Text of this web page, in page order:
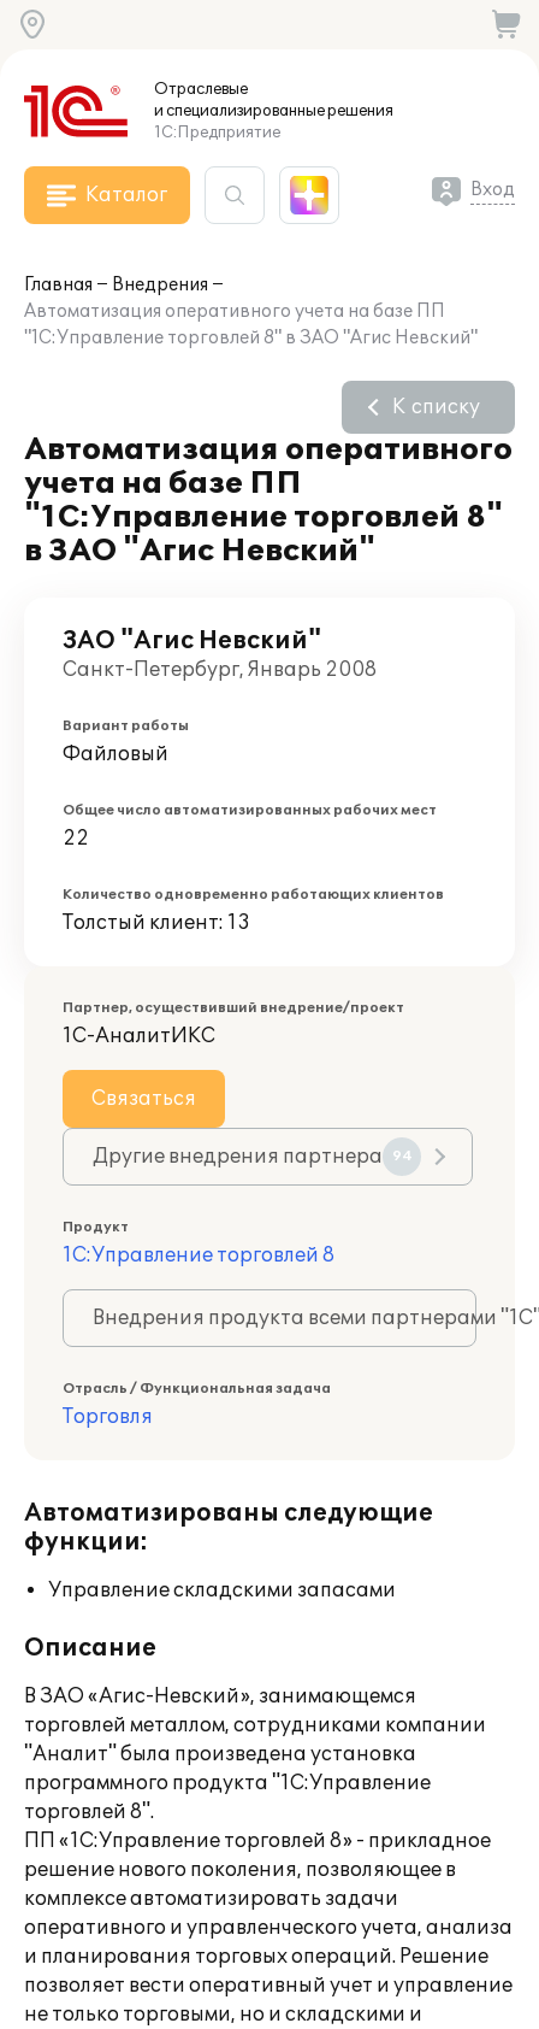
Отраслевые
и специализированныерешения
1С:Предприятие
Каталог Вход
Главная
Внедрения
Автоматизация оперативного учета на базе ПП
"1С:Управление торговлей 8" в ЗАО "Агис Невский"
Автоматизация оперативного
учета на базе ПП
"1С:Управление торговлей 8"
в ЗАО "Агис Невский"
К списку
ЗАО "Агис Невский"
Санкт-Петербург, Январь 2008
Вариант работы
Файловый
Общее число автоматизированных рабочих мест
22
Количество одновременно работающих клиентов
Толстый клиент: 13
Партнер, осуществивший внедрение/проект
1С-АналитИКС
Связаться
Другие внедрения партнера 94
Продукт
1С:Управление торговлей 8
Внедрения продукта всеми партнерами
Отрасль / Функциональная задача
Торговля
Автоматизированы следующие
функции:
Управление складскими запасами
Описание
В ЗАО «Агис-Невский», занимающемся
торговлей металлом, сотрудниками компании
"Аналит" была произведена установка
программного продукта "1С:Управление
торговлей 8".
ПП «1С:Управление торговлей 8» - прикладное
решение нового поколения, позволяющее в
комплексе автоматизировать задачи
оперативного и управленческого учета, анализа
и планирования торговых операций. Решение
позволяет вести оперативный учет и управление
не только торговыми, но и складскими и